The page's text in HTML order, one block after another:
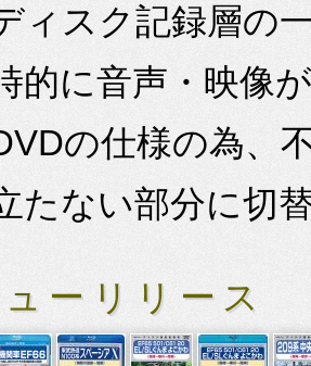
ィスク記録層の
的に音声・映像
の仕様の為、
たない部分に切
ーリリース